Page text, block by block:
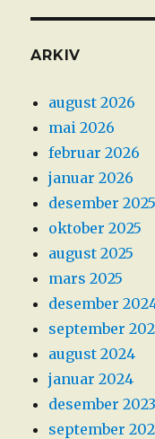
ARKIV
august 2026
mai 2026
februar 2026
januar 2026
desember 2025
oktober 2025
august 2025
mars 2025
desember
september
august 2024
januar 2024
desember 2023
september